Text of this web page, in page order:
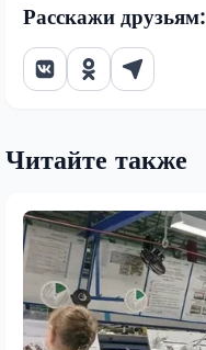
Расскажи друзьям:
Читайте также